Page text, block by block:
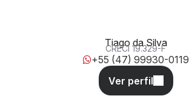
Tiago da Silva
CRECI 19.329-F
+55 (47) 99930-0119